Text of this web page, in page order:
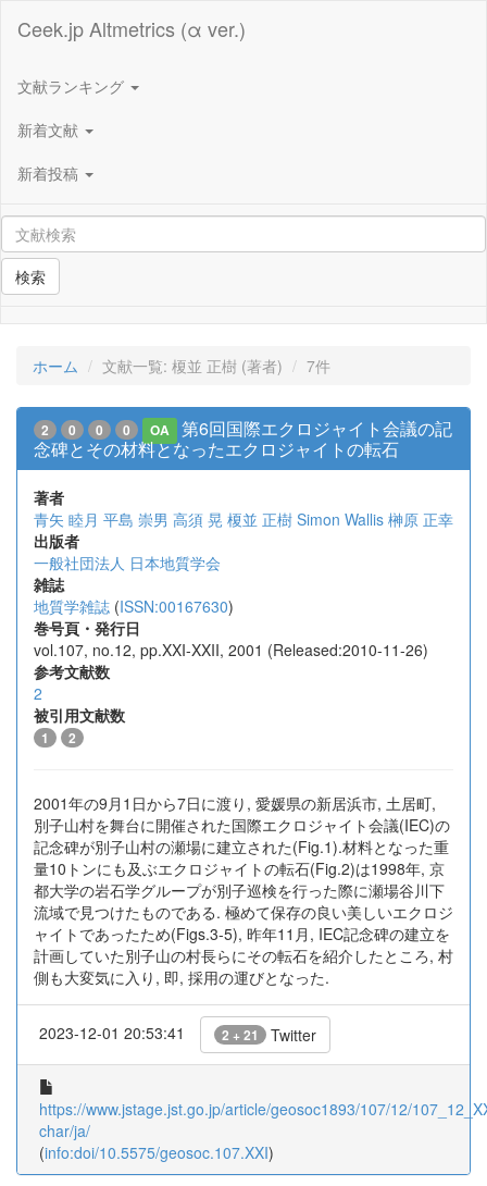
Ceek.jp Altmetrics (α ver.)
文献ランキング
新着文献
新着投稿
検索
ホーム 文献一覧: 榎並 正樹 (著者) 7件
2 0 0 0 OA
第6回国際エクロジャイト会議の記
念碑とその材料となったエクロジャイトの転石
著者
青矢 睦月 平島 崇男 高須 晃 榎並 正樹 Simon Wallis 榊原 正幸
出版者
一般社団法人 日本地質学会
雑誌
地質学雑誌 (ISSN:00167630)
巻号頁・発行日
vol.107, no.12, pp.XXI-XXII, 2001 (Released:2010-11-26)
参考文献数
2
被引用文献数
1 2
2001年の9月1日から7日に渡り, 愛媛県の新居浜市, 土居町,
別子山村を舞台に開催された国際エクロジャイト会議(IEC)の
記念碑が別子山村の瀬場に建立された(Fig.1).材料となった重
量10トンにも及ぶエクロジャイトの転石(Fig.2)は1998年, 京
都大学の岩石学グループが別子巡検を行った際に瀬場谷川下
流域で見つけたものである. 極めて保存の良い美しいエクロジ
ャイトであったため(Figs.3-5), 昨年11月, IEC記念碑の建立を
計画していた別子山の村長らにその転石を紹介したところ, 村
側も大変気に入り, 即, 採用の運びとなった.
2023-12-01 20:53:41 2 + 21 Twitter
https://www.jstage.jst.go.jp/article/geosoc1893/107/12/
char/ja/
(info:doi/10.5575/geosoc.107.XXI)